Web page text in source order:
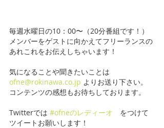
毎週水曜日の10：00〜（20分番組です！）
メンバーをゲストに向かえてフリーランスの
あれこれをお伝えしちゃいます！
気になることや聞きたいことは
ofne@rokinawa.co.jp よりお送り下さい。
コンテンツの感想もお待ちしております。
Twitterでは #ofneのレディーオ をつけて
ツイートお願いします！